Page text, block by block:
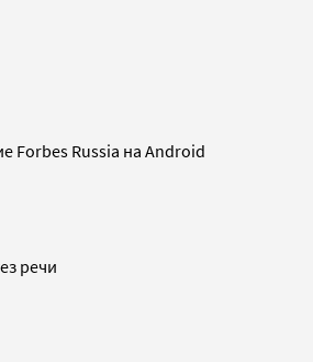
Forbes Russia на Android
речи